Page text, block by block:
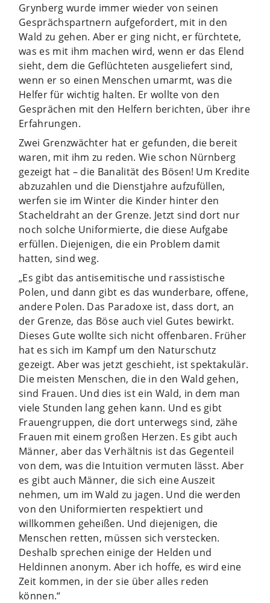
Grynberg wurde immer wieder von seinen
Gesprächspartnern aufgefordert, mit in den
Wald zu gehen. Aber er ging nicht, er fürchtete,
was es mit ihm machen wird, wenn er das Elend
sieht, dem die Geflüchteten ausgeliefert sind,
wenn er so einen Menschen umarmt, was die
Helfer für wichtig halten. Er wollte von den
Gesprächen mit den Helfern berichten, über ihre
Erfahrungen.
Zwei Grenzwächter hat er gefunden, die bereit
waren, mit ihm zu reden. Wie schon Nürnberg
gezeigt hat – die Banalität des Bösen! Um Kredite
abzuzahlen und die Dienstjahre aufzufüllen,
werfen sie im Winter die Kinder hinter den
Stacheldraht an der Grenze. Jetzt sind dort nur
noch solche Uniformierte, die diese Aufgabe
erfüllen. Diejenigen, die ein Problem damit
hatten, sind weg.
„Es gibt das antisemitische und rassistische
Polen, und dann gibt es das wunderbare, offene,
andere Polen. Das Paradoxe ist, dass dort, an
der Grenze, das Böse auch viel Gutes bewirkt.
Dieses Gute wollte sich nicht offenbaren. Früher
hat es sich im Kampf um den Naturschutz
gezeigt. Aber was jetzt geschieht, ist spektakulär.
Die meisten Menschen, die in den Wald gehen,
sind Frauen. Und dies ist ein Wald, in dem man
viele Stunden lang gehen kann. Und es gibt
Frauengruppen, die dort unterwegs sind, zähe
Frauen mit einem großen Herzen. Es gibt auch
Männer, aber das Verhältnis ist das Gegenteil
von dem, was die Intuition vermuten lässt. Aber
es gibt auch Männer, die sich eine Auszeit
nehmen, um im Wald zu jagen. Und die werden
von den Uniformierten respektiert und
willkommen geheißen. Und diejenigen, die
Menschen retten, müssen sich verstecken.
Deshalb sprechen einige der Helden und
Heldinnen anonym. Aber ich hoffe, es wird eine
Zeit kommen, in der sie über alles reden
können.“